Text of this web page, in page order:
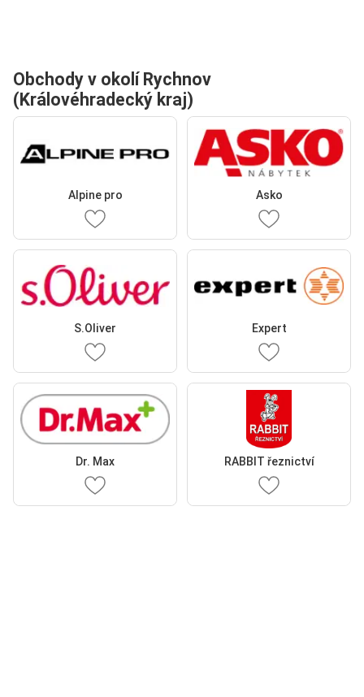
Obchody v okolí Rychnov
(Královéhradecký kraj)
Alpine pro Asko
S.Oliver Expert
Dr. Max RABBIT řeznictví